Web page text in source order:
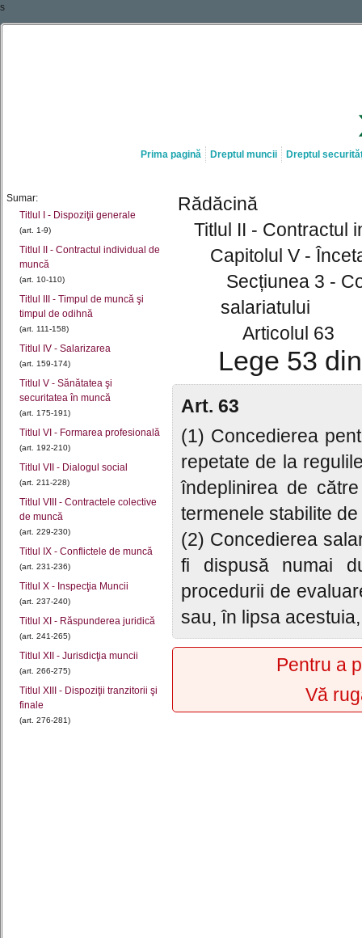
s
Prima pagină Dreptul muncii Dreptul
Sumar:
Titlul I - Dispoziţii generale
(art. 1-9)
Titlul II - Contractul individual de
muncă
(art. 10-110)
Titlul III - Timpul de muncă şi
timpul de odihnă
(art. 111-158)
Titlul IV - Salarizarea
(art. 159-174)
Titlul V - Sănătatea şi
securitatea în muncă
(art. 175-191)
Titlul VI - Formarea profesională
(art. 192-210)
Titlul VII - Dialogul social
(art. 211-228)
Titlul VIII - Contractele colective
de muncă
(art. 229-230)
Titlul IX - Conflictele de muncă
(art. 231-236)
Titlul X - Inspecţia Muncii
(art. 237-240)
Titlul XI - Răspunderea juridică
(art. 241-265)
Titlul XII - Jurisdicţia muncii
(art. 266-275)
Titlul XIII - Dispoziţii tranzitorii şi
finale
(art. 276-281)
Rădăcină
Titlul II - Contractul
Capitolul V -
Secțiunea 3 -
salariatului
Articolul 63
Lege 53
Art. 63
(1) Concedierea
repetate de la
îndeplinirea de
termenele stabilite
(2) Concedierea
fi dispusă numai
procedurii de
sau, în lipsa
Pentru a
Vă